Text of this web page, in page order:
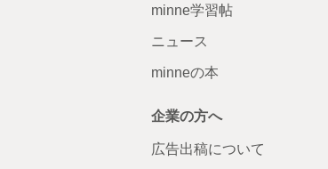
minne学習帖
ニュース
minneの本
企業の方へ
広告出稿について